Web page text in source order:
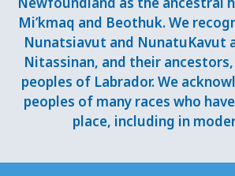
Mi’kmaq and Beothuk. We
Nunatsiavut and NunatuKavut
Nitassinan, and their
peoples of Labrador. We
peoples of many races who
place, including in